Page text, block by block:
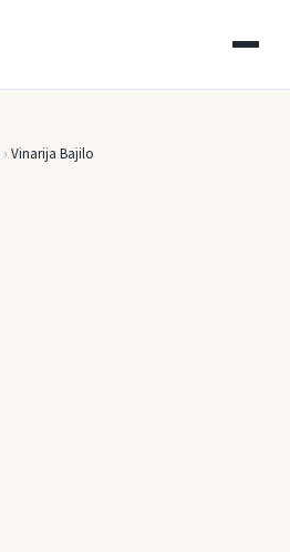
› Vinarija Bajilo